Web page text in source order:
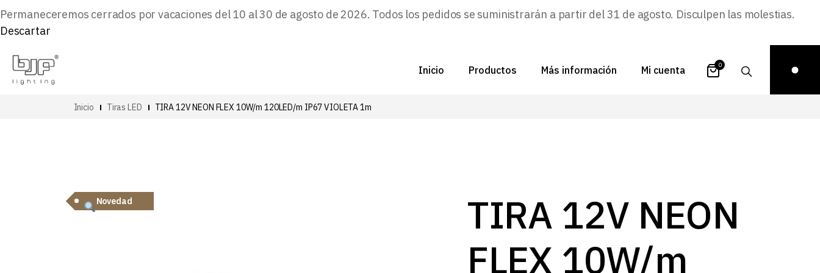
Permaneceremos cerrados por vacaciones del 10 al 30 de agosto de 2026. Todos los pedidos se suministrarán a partir del 31 de agosto. Disculpen las molestias.
Descartar
Inicio Productos Más información
FAQs
Proyectos
Zona de inspiración
Mi cuenta
contraseña
0
Inicio Tiras LED TIRA 12V NEON FLEX 10W/m 120LED/m IP67 VIOLETA 1m
Novedad
TIRA 12V NEON
FLEX 10W/m